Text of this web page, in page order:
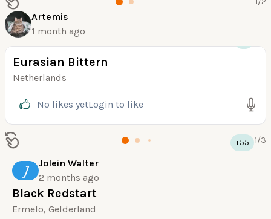
Artemis
1 month ago
Eurasian Bittern
Netherlands
No likes yetLogin to like
1/3
J
Jolein Walter
2 months ago
Black Redstart
Ermelo, Gelderland
+55